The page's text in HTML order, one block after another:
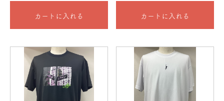
カートに入れる カートに入れる